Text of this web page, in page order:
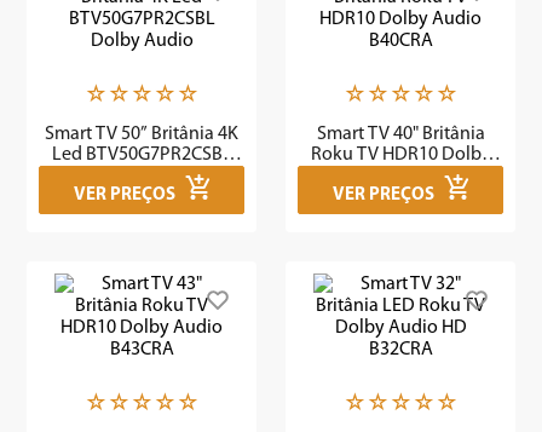
☆ ☆ ☆ ☆ ☆
Smart TV 50” Britânia 4K
Led BTV50G7PR2CSBL
Dolby Audio
VER PREÇOS
☆ ☆ ☆ ☆ ☆
Smart TV 40" Britânia
Roku TV HDR10 Dolby
Audio B40CRA
VER PREÇOS
☆ ☆ ☆ ☆ ☆ ☆ ☆ ☆ ☆ ☆
caixa som
liquidificador
forno
ventilador